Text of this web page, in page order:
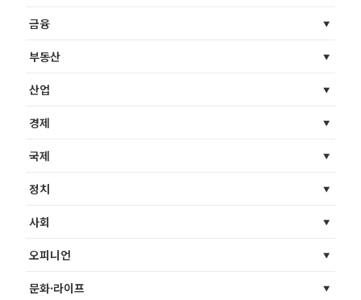
금융
부동산
산업
경제
국제
정치
사회
오피니언
문화·라이프